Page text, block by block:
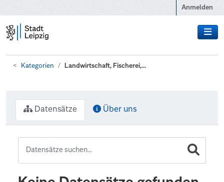
Anmelden
Kategorien Landwirtschaft, Fischerei,...
Datensätze Über uns